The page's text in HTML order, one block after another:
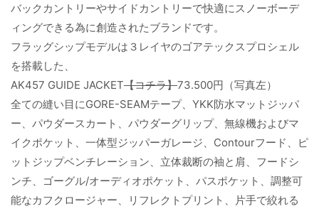
バックカントリーやサイドカントリーで快適にスノーボーデ
ィングできる為に創造されたブランドです。
フラッグシップモデルは３レイヤのゴアテックスプロシェル
を搭載した、
AK457 GUIDE JACKET【コチラ】73.500円（写真左）
全ての縫い目にGORE-SEAMテープ、YKK防水マットジッパ
ー、パウダースカート、パウダーグリップ、無線機およびマ
イクポケット、一体型ジッパーガレージ、Contourフード、ピ
ットジップベンチレーション、立体裁断の袖と肩、フードシ
ンチ、ゴーグル/オーディオポケット、パスポケット、調整可
能なカフクロージャー、リフレクトプリント、片手で絞れる